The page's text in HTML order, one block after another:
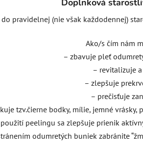
pravidelnej (nie však každodennej)
Ako/s čím nám
– zbavuje pleť
– revitalizuje
– zlepšuje
– prečisťuje
tzv.čierne bodky, mílie, jemné
peelingu sa zlepšuje prienik
odumretých buniek zabránite